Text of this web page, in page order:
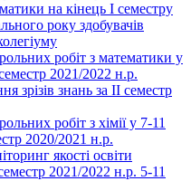
на кінець І семестру
року здобувачів
робіт з математики у
2021/2022 н.р.
зрізів знань за ІІ семестр
робіт з хімії у 7-11
2020/2021 н.р.
якості освіти
семестр 2021/2022 н.р. 5-11